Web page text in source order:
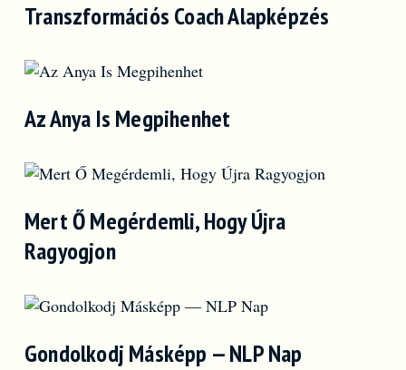
Transzformációs Coach Alapképzés
Az Anya Is Megpihenhet
Mert Ő Megérdemli, Hogy Újra
Ragyogjon
Gondolkodj Másképp — NLP Nap